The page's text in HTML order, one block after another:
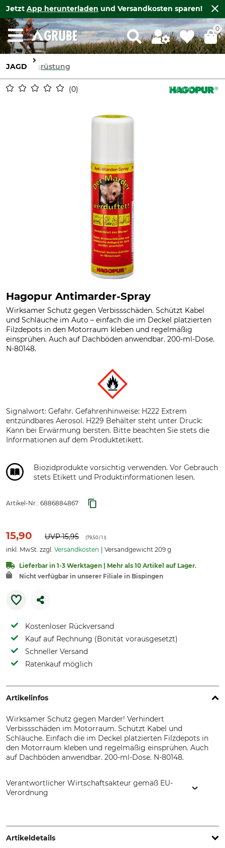
Jetzt App herunterladen und Versandkosten sparen!
0
JAGD Ausrüstung
0
Hagopur Antimarder-Spray
Wirksamer Schutz gegen Verbissschäden. Schützt Kabel
und Schläuche im Auto – einfach die im Deckel platzierten
Filzdepots in den Motorraum kleben und regelmäßig
einsprühen. Auch auf Dachböden anwendbar. 200-ml-Dose.
N-80148.
Signalwort: Gefahr. Gefahrenhinweise: H222 Extrem
entzündbares Aerosol. H229 Behälter steht unter Druck:
Kann bei Erwärmung bersten. Bitte beachten Sie stets die
Informationen auf dem Produktetikett.
Biozidprodukte vorsichtig verwenden. Vor Gebrauch
stets Etikett und Produktinformationen lesen.
Artikel-Nr.: 6886884867
15,90 UVP15,95 (79,50 / 1 l)
inkl. MwSt. zzgl. Versandkosten Versandgewicht 209 g
Lieferbar in 1-3 Werktagen | Mehr als 10 Artikel auf Lager.
Nicht verfügbar in unserer Filiale in Bispingen
Kostenloser Rückversand
Kauf auf Rechnung (Bonität vorausgesetzt)
Schneller Versand
Ratenkauf möglich
Artikelinfos
Wirksamer Schutz gegen Marder! Verhindert
Verbissschäden im Motorraum. Schützt Kabel und
Schläuche. Einfach die im Deckel platzierten Filzdepots in
den Motorraum kleben und regelmäßig einsprühen. Auch
auf Dachböden anwendbar. 200-ml-Dose. N-80148.
Verantwortlicher Wirtschaftsakteur gemäß EU-
Verordnung
Germany, www.hagopur.de
Artikeldetails